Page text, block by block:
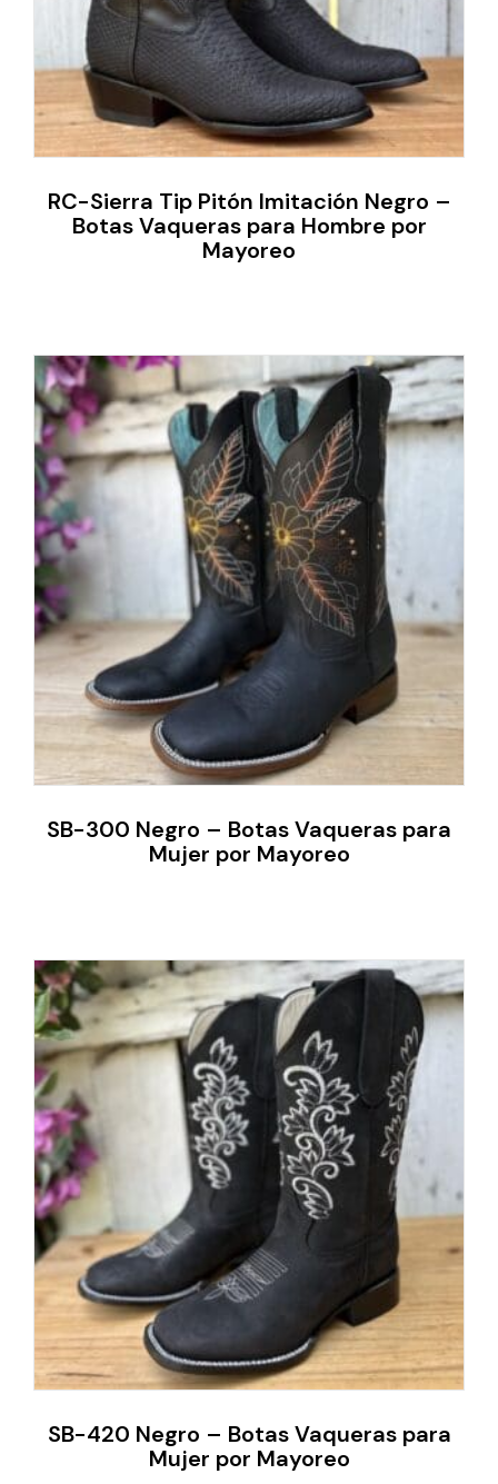
RC-Sierra Tip Pitón Imitación Negro –
Botas Vaqueras para Hombre por
Mayoreo
SB-300 Negro – Botas Vaqueras para
Mujer por Mayoreo
SB-420 Negro – Botas Vaqueras para
Mujer por Mayoreo